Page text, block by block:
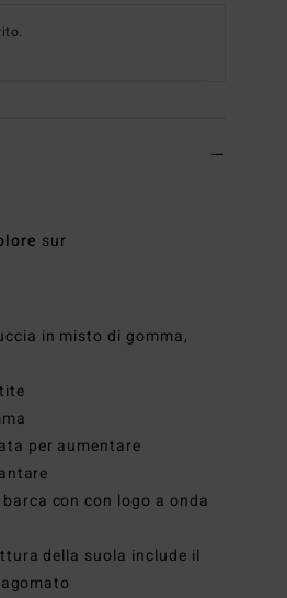
sur
in misto di gomma,
per aumentare
con con logo a onda
della suola include il